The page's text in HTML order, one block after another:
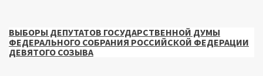
ВЫБОРЫ ДЕПУТАТОВ ГОСУДАРСТВЕННОЙ ДУМЫ
ФЕДЕРАЛЬНОГО СОБРАНИЯ РОССИЙСКОЙ ФЕДЕРАЦИИ
ДЕВЯТОГО СОЗЫВА